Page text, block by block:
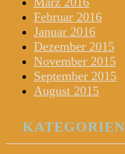
Februar 2016
Januar 2016
Dezember 2015
November 2015
September 2015
August 2015
KATEGORIEN